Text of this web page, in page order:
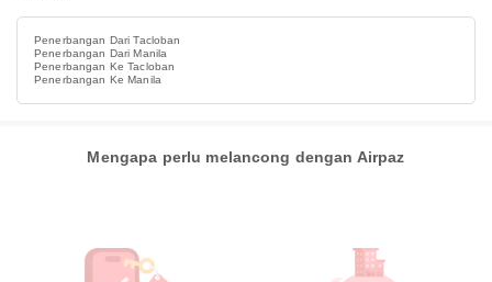
Penerbangan Dari Tacloban
Penerbangan Dari Manila
Penerbangan Ke Tacloban
Penerbangan Ke Manila
Mengapa perlu melancong dengan Airpaz